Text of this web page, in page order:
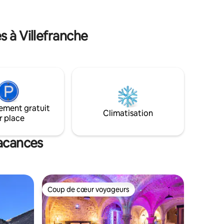
à Villefranche
gratuit
place
Climatisation
appréciés Coup de cœur voyageurs
Coup de cœur voyageurs